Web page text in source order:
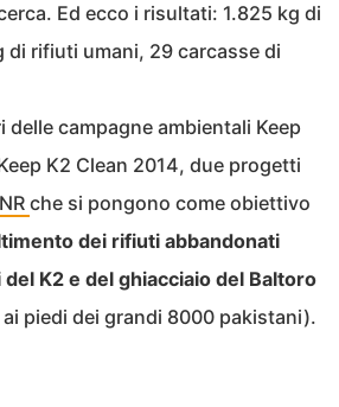
Ed ecco i risultati: 1.825 kg di
rifiuti umani, 29 carcasse di
delle campagne ambientali Keep
K2 Clean 2014, due progetti
che si pongono come obiettivo
dei rifiuti abbandonati
K2 e del ghiacciaio del Baltoro
piedi dei grandi 8000 pakistani).